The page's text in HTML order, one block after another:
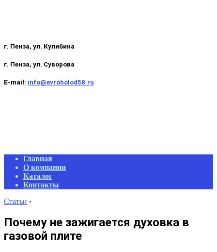
г. Пенза, ул. Кулибина
г. Пенза, ул. Суворова
E-mail: info@evroholod58.ru
Primary
Navigation
Menu
Главная
О компании
Каталог
Контакты
Статьи ›
Почему не зажигается духовка в
газовой плите